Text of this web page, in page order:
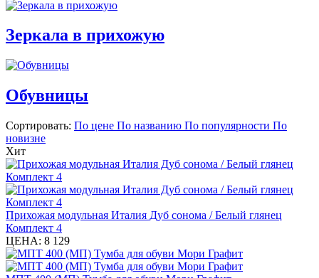
Зеркала в прихожую
Обувницы
Сортировать: По цене По названию По популярности По
новизне
Хит
Прихожая модульная Италия Дуб сонома / Белый глянец
Комплект 4
ЦЕНА: 8 129